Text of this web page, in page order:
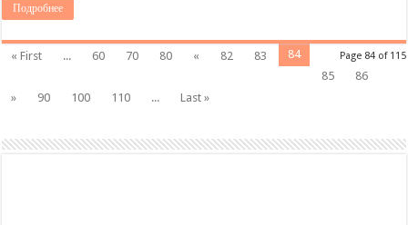
Подробнее
Page 84 of 115
« First ... 60 70 80 « 82 83
84
85
86
»
90 100 110 ... Last »